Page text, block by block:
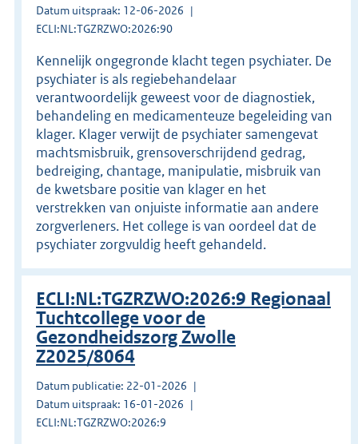
Datum uitspraak: 12-06-2026
ECLI:NL:TGZRZWO:2026:90
Kennelijk ongegronde klacht tegen psychiater. De
psychiater is als regiebehandelaar
verantwoordelijk geweest voor de diagnostiek,
behandeling en medicamenteuze begeleiding van
klager. Klager verwijt de psychiater samengevat
machtsmisbruik, grensoverschrijdend gedrag,
bedreiging, chantage, manipulatie, misbruik van
de kwetsbare positie van klager en het
verstrekken van onjuiste informatie aan andere
zorgverleners. Het college is van oordeel dat de
psychiater zorgvuldig heeft gehandeld.
ECLI:NL:TGZRZWO:2026:9 Regionaal
Tuchtcollege voor de
Gezondheidszorg Zwolle
Z2025/8064
Datum publicatie: 22-01-2026
Datum uitspraak: 16-01-2026
ECLI:NL:TGZRZWO:2026:9